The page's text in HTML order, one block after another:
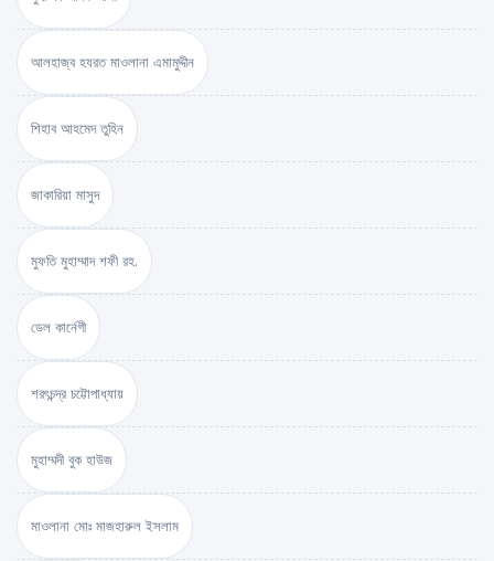
আলহাজ্ব হযরত মাওলানা এমামুদ্দীন
শিহাব আহমেদ তুহিন
জাকারিয়া মাসুদ
মুফতি মুহাম্মাদ শফী রহ.
ডেল কার্নেগী
শরৎচন্দ্র চট্টোপাধ্যায়
মুহাম্মদী বুক হাউজ
মাওলানা মোঃ মাজহারুল ইসলাম